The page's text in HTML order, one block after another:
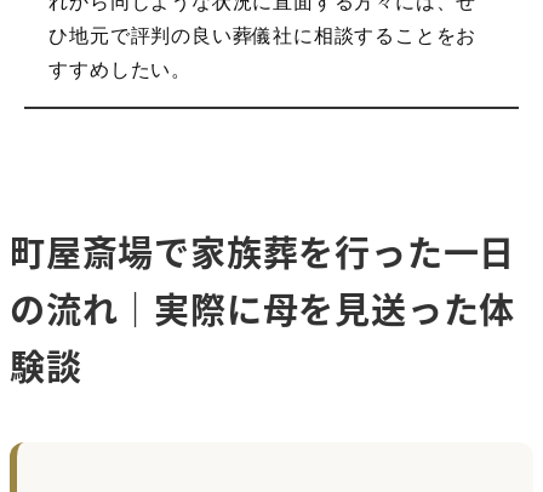
ひ地元で評判の良い葬儀社に相談することをお
すすめしたい。
町屋斎場で家族葬を行った一日
の流れ｜実際に母を見送った体
験談